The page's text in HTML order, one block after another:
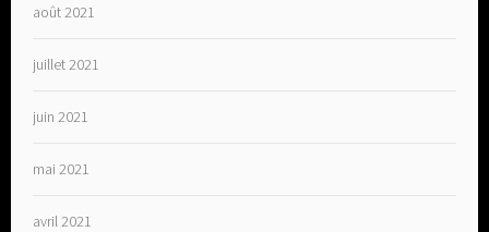
août 2021
juillet 2021
juin 2021
mai 2021
avril 2021